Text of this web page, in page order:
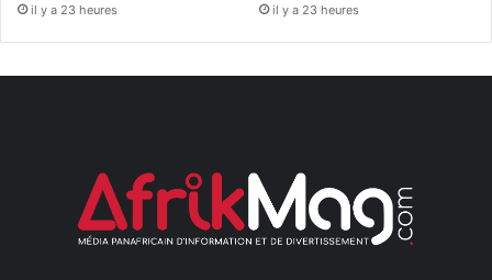
il y a 23 heures il y a 23 heures